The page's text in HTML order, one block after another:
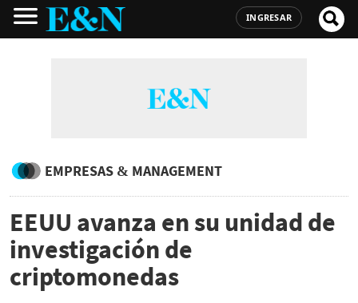
INGRESAR
EMPRESAS & MANAGEMENT
EEUU avanza en su unidad de
investigación de
criptomonedas